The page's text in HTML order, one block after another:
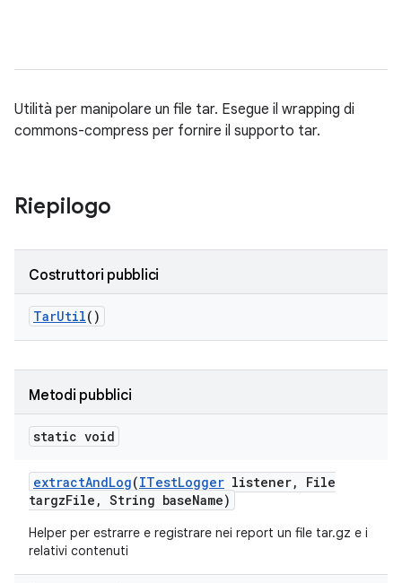
Utilità per manipolare un file tar. Esegue il wrapping di
commons-compress per fornire il supporto tar.
Riepilogo
Costruttori pubblici
TarUtil()
Metodi pubblici
static void
extractAndLog(ITestLogger listener,
File
targzFile , String baseName)
Helper per estrarre e registrare nei report un file tar.gz e i
relativi contenuti